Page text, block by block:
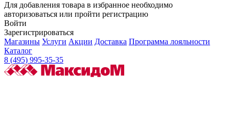
Для добавления товара в избранное необходимо
авторизоваться или пройти регистрацию
Войти
Зарегистрироваться
Магазины Услуги Акции Доставка Программа лояльности
Каталог
8 (495) 995-35-35